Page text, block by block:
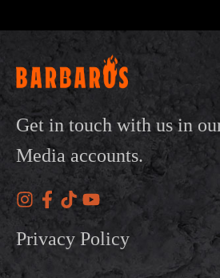
Get in touch with us in
Media accounts.
Privacy Policy